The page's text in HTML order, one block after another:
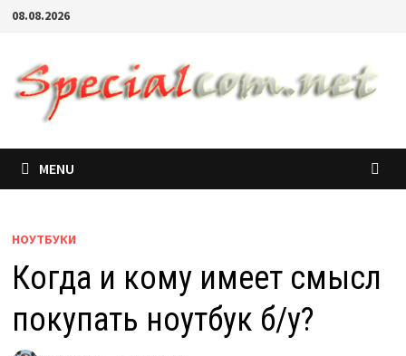
08.08.2026
MENU
НОУТБУКИ
Когда и кому имеет смысл
покупать ноутбук б/у?